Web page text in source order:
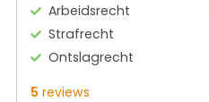
Arbeidsrecht
Strafrecht
Ontslagrecht
5 reviews